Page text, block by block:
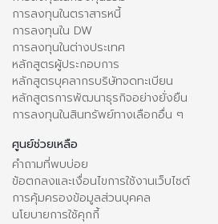
การลงทุนในตราสารหนี้
การลงทุนใน DW
การลงทุนในต่างประเทศ
หลักสูตรผู้ประกอบการ
หลักสูตรบุคลากรบริษัทจดทะเบียน
หลักสูตรการพัฒนาธุรกิจอย่างยั่งยืน
การลงทุนในสินทรัพย์ทางเลือกอื่น ๆ
ศูนย์ช่วยเหลือ
คำถามที่พบบ่อย
ข้อตกลงและเงื่อนไขการใช้งานเว็บไซต์
การคุ้มครองข้อมูลส่วนบุคคล
นโยบายการใช้คุกกี้